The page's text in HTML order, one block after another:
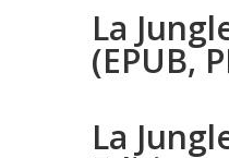
La
(EPUB,
La